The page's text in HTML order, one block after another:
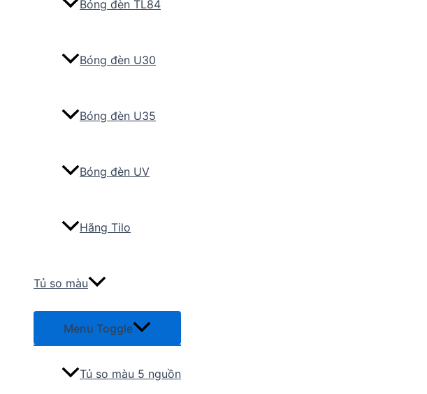
Bóng đèn TL84
Bóng đèn U30
Bóng đèn U35
Bóng đèn UV
Hãng Tilo
Tủ so màu
Menu Toggle
Tủ so màu 5 nguồn